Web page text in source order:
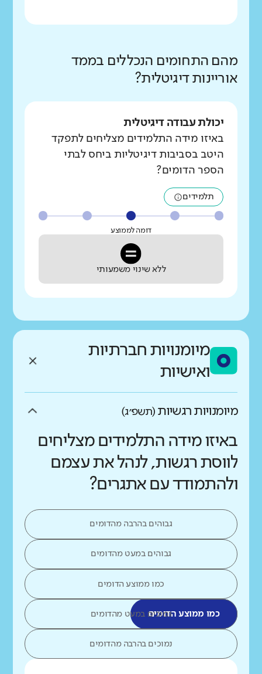
מהם התחומים הנכללים בממד
אוריינות דיגיטלית?
יכולת עבודה דיגיטלית
באיזו מידה התלמידים מצליחים לתפקד
היטב בסביבות דיגיטליות ביחס לבתי
הספר הדומים?
תלמידים
דומה לממוצע
ללא שינוי משמעותי
מיומנויות חברתיות
ואישיות
מיומנויות רגשיות (תשפ״ג)
באיזו מידה התלמידים מצליחים
לווסת רגשות, לנהל את עצמם
ולהתמודד עם אתגרים?
גבוהים בהרבה מהדומים
גבוהים במעט מהדומים
כמו ממוצע הדומים
כמו ממוצע הדומיםנמוכים במעט מהדומים
נמוכים בהרבה מהדומים